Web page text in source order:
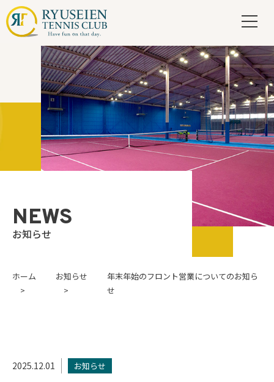
NEWS
お知らせ
ホーム お知らせ
年末年始のフロント営業についてのお知ら
せ
2025.12.01 お知らせ